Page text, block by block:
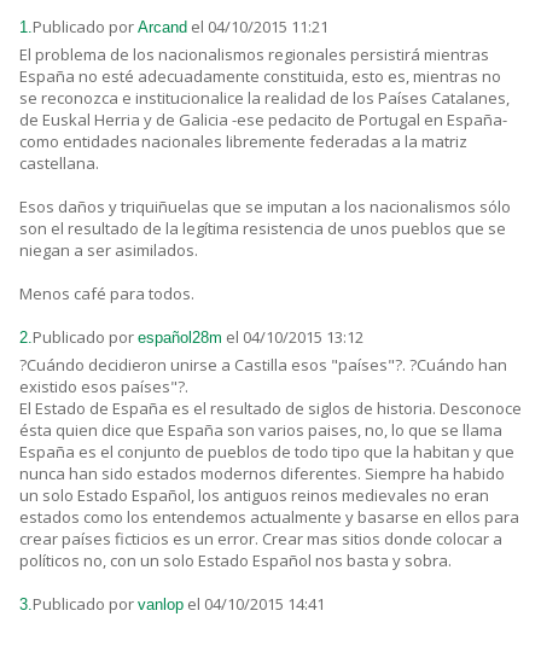
1.Publicado por Arcand el 04/10/2015 11:21
El problema de los nacionalismos regionales persistirá mientras
España no esté adecuadamente constituida, esto es, mientras no
se reconozca e institucionalice la realidad de los Países Catalanes,
de Euskal Herria y de Galicia -ese pedacito de Portugal en España-
como entidades nacionales libremente federadas a la matriz
castellana.
Esos daños y triquiñuelas que se imputan a los nacionalismos sólo
son el resultado de la legítima resistencia de unos pueblos que se
niegan a ser asimilados.
Menos café para todos.
2.Publicado por español28m el 04/10/2015 13:12
?Cuándo decidieron unirse a Castilla esos "países"?. ?Cuándo han
existido esos países"?.
El Estado de España es el resultado de siglos de historia. Desconoce
ésta quien dice que España son varios paises, no, lo que se llama
España es el conjunto de pueblos de todo tipo que la habitan y que
nunca han sido estados modernos diferentes. Siempre ha habido
un solo Estado Español, los antiguos reinos medievales no eran
estados como los entendemos actualmente y basarse en ellos para
crear países ficticios es un error. Crear mas sitios donde colocar a
políticos no, con un solo Estado Español nos basta y sobra.
3.Publicado por vanlop el 04/10/2015 14:41